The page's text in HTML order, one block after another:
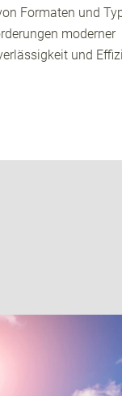
Formaten und
moderner
und